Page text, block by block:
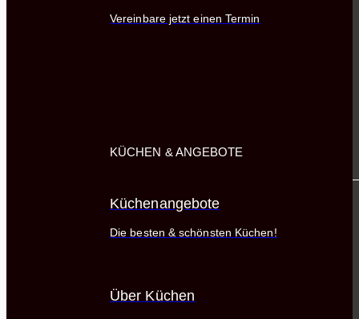
Vereinbare jetzt einen Termin
KÜCHEN & ANGEBOTE
Küchenangebote
Die besten & schönsten Küchen!
Über Küchen